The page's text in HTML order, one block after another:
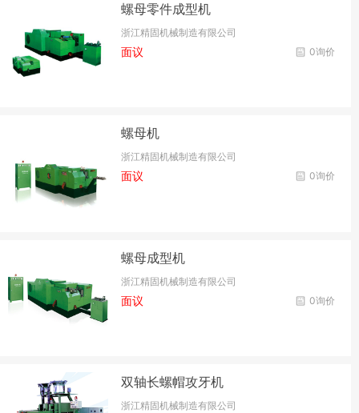
螺母零件成型机
浙江精固机械制造有限公司
0询价
面议
螺母机
浙江精固机械制造有限公司
0询价
面议
螺母成型机
浙江精固机械制造有限公司
0询价
面议
双轴长螺帽攻牙机
浙江精固机械制造有限公司